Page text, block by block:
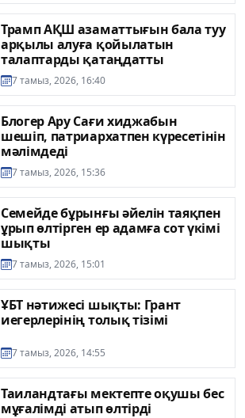
Трамп АҚШ азаматтығын бала туу
арқылы алуға қойылатын
талаптарды қатаңдатты
7 тамыз, 2026, 16:40
Блогер Ару Сағи хиджабын
шешіп, патриархатпен күресетінін
мәлімдеді
7 тамыз, 2026, 15:36
Семейде бұрынғы әйелін таяқпен
ұрып өлтірген ер адамға сот үкімі
шықты
7 тамыз, 2026, 15:01
ҰБТ нәтижесі шықты: Грант
иегерлерінің толық тізімі
7 тамыз, 2026, 14:55
Таиландтағы мектепте оқушы бес
мұғалімді атып өлтірді